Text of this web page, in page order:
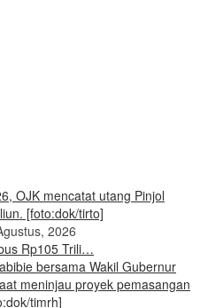
2026
Rp105 Trili…